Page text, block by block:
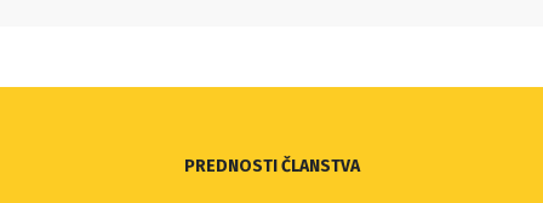
PREDNOSTI ČLANSTVA